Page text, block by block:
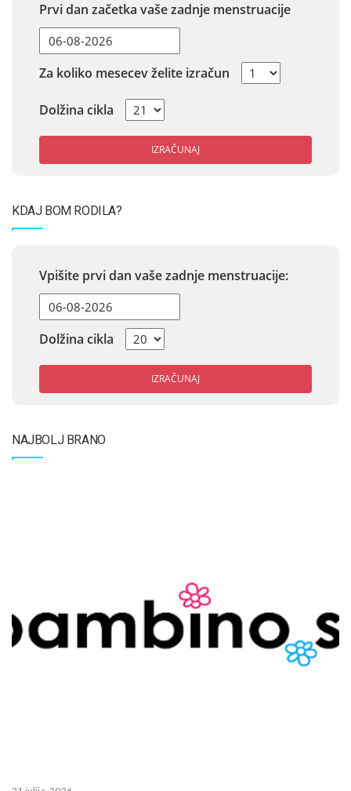
Prvi dan začetka vaše zadnje menstruacije
Za koliko mesecev želite izračun
Dolžina cikla
IZRAČUNAJ
KDAJ BOM RODILA?
Vpišite prvi dan vaše zadnje menstruacije:
Dolžina cikla
IZRAČUNAJ
NAJBOLJ BRANO